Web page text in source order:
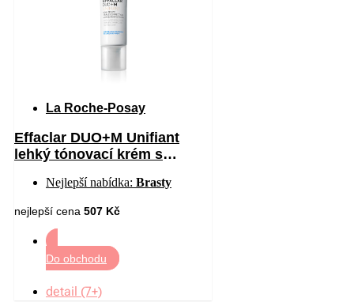
La Roche-Posay
Effaclar DUO+M Unifiant
lehký tónovací krém s
Light 40 ml
Nejlepší nabídka: Brasty
nejlepší cena 507 Kč
Do obchodu
detail (7+)